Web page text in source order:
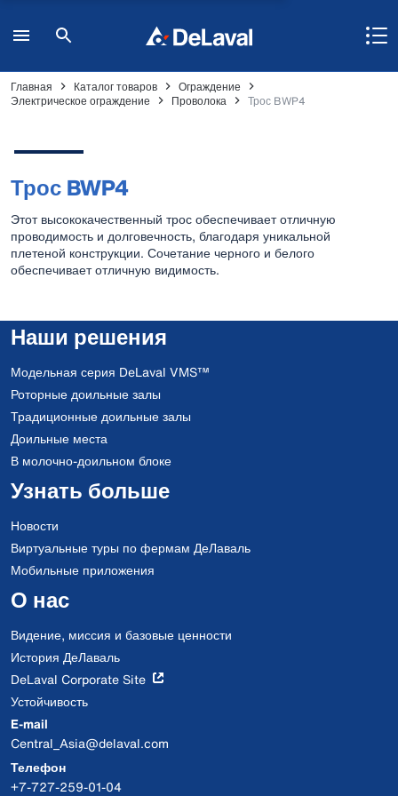
Главная Каталог товаров
Ограждение
Электрическое ограждение
Проволока Трос BWP4
Трос BWP4
Этот высококачественный трос обеспечивает отличную
проводимость и долговечность, благодаря уникальной
плетеной конструкции. Сочетание черного и белого
обеспечивает отличную видимость.
Наши решения
Модельная серия DeLaval VMS™
Роторные доильные залы
Традиционные доильные залы
Доильные места
В молочно-доильном блоке
Узнать больше
Новости
Виртуальные туры по фермам ДеЛаваль
Мобильные приложения
О нас
Видение, миссия и базовые ценности
История ДеЛаваль
DeLaval Corporate Site
Устойчивость
E-mail
Central_Asia@delaval.com
Телефон
+7-727-259-01-04